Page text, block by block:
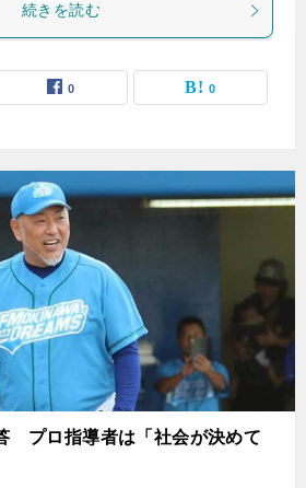
続きを読む
0 0
プロ指導者は「社会が決めて